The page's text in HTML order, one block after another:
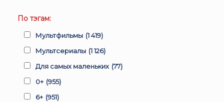
По тэгам:
Мультфильмы (1 419)
Мультсериалы (1 126)
Для самых маленьких (77)
0+ (955)
6+ (951)